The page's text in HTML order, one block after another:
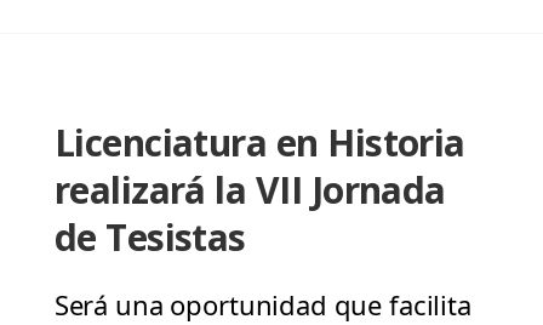
Licenciatura en Historia
realizará la VII Jornada
de Tesistas
Será una oportunidad que facilita